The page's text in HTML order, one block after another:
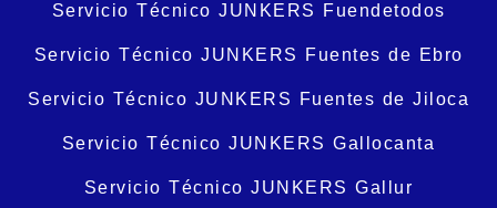
Servicio Técnico JUNKERS Fuendetodos
Servicio Técnico JUNKERS Fuentes de Ebro
Servicio Técnico JUNKERS Fuentes de Jiloca
Servicio Técnico JUNKERS Gallocanta
Servicio Técnico JUNKERS Gallur